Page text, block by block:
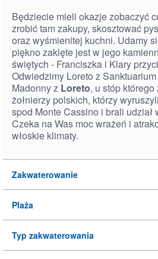
Będziecie mieli okazje zobaczyć
zrobić tam zakupy, skosztować
oraz wyśmienitej kuchni. Udamy
piękno zaklęte jest w jego
świętych - Franciszka i Klary
Odwiedzimy Loreto z
Madonny z Loreto, u stóp
żołnierzy polskich, którzy
spod Monte Cassino i brali udział
Czeka na Was moc wrażeń i
włoskie klimaty.
Zakwaterowanie
Plaża
Typ zakwaterowania